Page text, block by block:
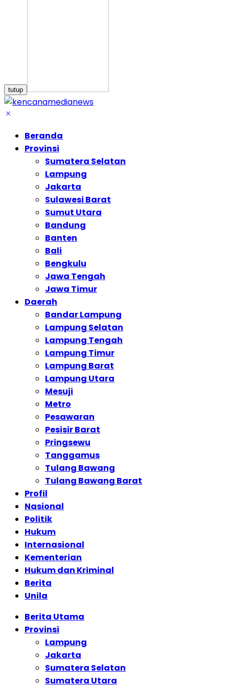
tutup
Beranda
Provinsi
Sumatera Selatan
Lampung
Jakarta
Sulawesi Barat
Sumut Utara
Bandung
Banten
Bali
Bengkulu
Jawa Tengah
Jawa Timur
Daerah
Bandar Lampung
Lampung Selatan
Lampung Tengah
Lampung Timur
Lampung Barat
Lampung Utara
Mesuji
Metro
Pesawaran
Pesisir Barat
Pringsewu
Tanggamus
Tulang Bawang
Tulang Bawang Barat
Profil
Nasional
Politik
Hukum
Internasional
Kementerian
Hukum dan Kriminal
Berita
Unila
Berita Utama
Provinsi
Lampung
Jakarta
Sumatera Selatan
Sumatera Utara